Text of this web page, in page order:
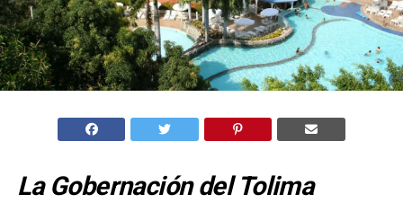
La Gobernación del Tolima